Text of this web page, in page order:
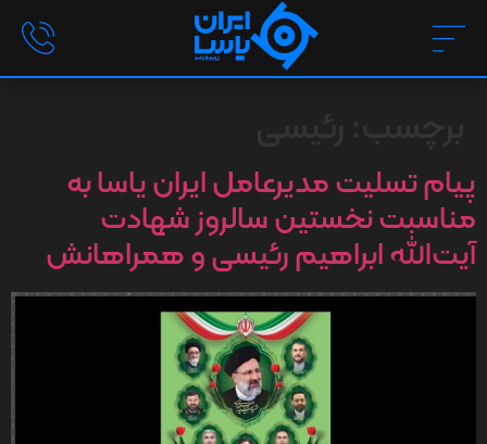
پیام تسلیت مدیرعامل ایران یاسا به
مناسبت نخستین سالروز شهادت
آیت‌الله ابراهیم رئیسی و همراهانش